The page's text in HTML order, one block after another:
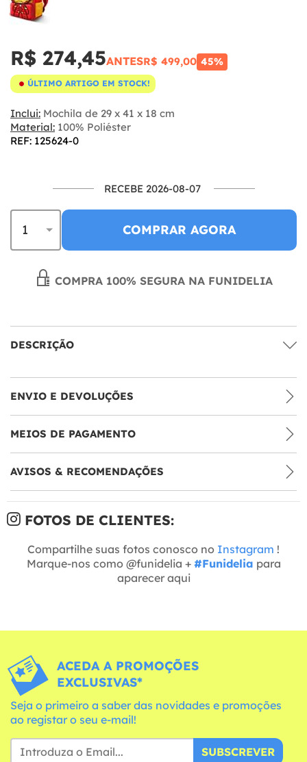
R$ 274,45ANTESR$ 499,00 45%
ÚLTIMO ARTIGO EM STOCK!
Inclui: Mochila de 29 x 41 x 18 cm
Material: 100% Poliéster
REF: 125624-0
RECEBE 2026-08-07
COMPRAR AGORA
COMPRA 100% SEGURA NA FUNIDELIA
DESCRIÇÃO
ENVIO E DEVOLUÇÕES
MEIOS DE PAGAMENTO
AVISOS & RECOMENDAÇÕES
FOTOS DE CLIENTES:
Compartilhe suas fotos conosco no Instagram !
Marque-nos como @funidelia + #Funidelia para
aparecer aqui
ACEDA A PROMOÇÕES
EXCLUSIVAS*
Seja o primeiro a saber das novidades e promoções
ao registar o seu e-mail!
SUBSCREVER